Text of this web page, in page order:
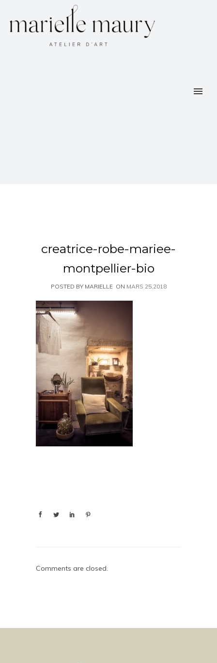
creatrice-robe-mariee-
montpellier-bio
POSTED BY MARIELLE ON MARS 25,2018
Comments are closed.